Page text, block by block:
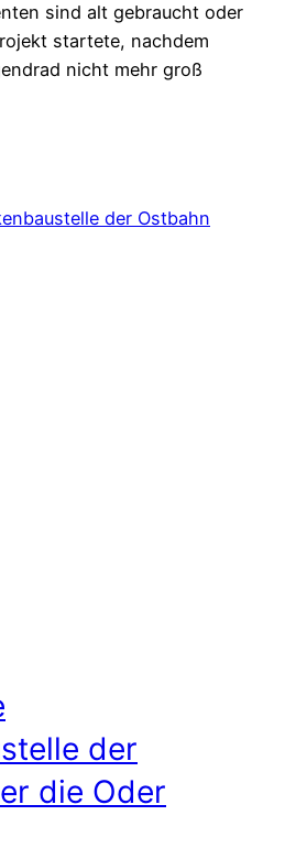
sind alt gebraucht oder
startete, nachdem
nicht mehr groß
der
die Oder